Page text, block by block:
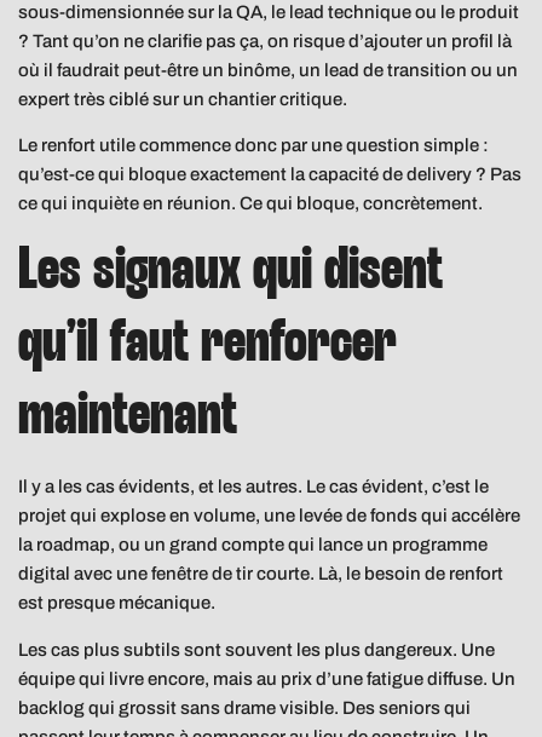
sous-dimensionnée sur la QA, le lead technique ou le produit
? Tant qu’on ne clarifie pas ça, on risque d’ajouter un profil là
où il faudrait peut-être un binôme, un lead de transition ou un
expert très ciblé sur un chantier critique.
Le renfort utile commence donc par une question simple :
qu’est-ce qui bloque exactement la capacité de delivery ? Pas
ce qui inquiète en réunion. Ce qui bloque, concrètement.
Les signaux qui disent
qu’il faut renforcer
maintenant
Il y a les cas évidents, et les autres. Le cas évident, c’est le
projet qui explose en volume, une levée de fonds qui accélère
la roadmap, ou un grand compte qui lance un programme
digital avec une fenêtre de tir courte. Là, le besoin de renfort
est presque mécanique.
Les cas plus subtils sont souvent les plus dangereux. Une
équipe qui livre encore, mais au prix d’une fatigue diffuse. Un
backlog qui grossit sans drame visible. Des seniors qui